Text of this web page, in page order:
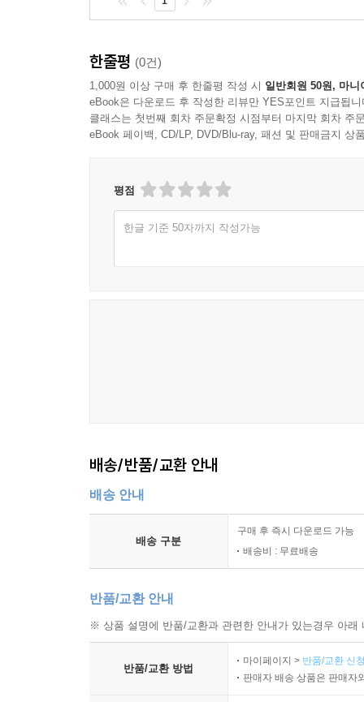
레비나스와 함께 떠나는 철학적 사유의 여정
각자의 해석으로 읽는 『전체성과 무한』
안다고 할 수도 없다. 이 강해는『전체성과 무한
저자는 레비나스의 어려운 텍스트를 명료하게
한줄평 (0건)
1,000원 이상 구매 후 한줄평 작성 시 일반회원 50원, 마니
eBook은 다운로드 후 작성한 리뷰만 YES포인트 지급됩니
클래스는 첫번째 회차 주문확정 시점부터 마지막 회차 주
eBook 페이백, CD/LP, DVD/Blu-ray, 패션 및 판매금지 상
평점
한글 기준 50자까지 작성가능
배송/반품/교환 안내
배송 안내
배송 구분
구매 후 즉시 다운로드 가능
배송비 : 무료배송
반품/교환 안내
※ 상품 설명에 반품/교환과 관련한 안내가 있는경우 아
반품/교환 방법
마이페이지 > 반품/교환 신
판매자 배송 상품은 판매자